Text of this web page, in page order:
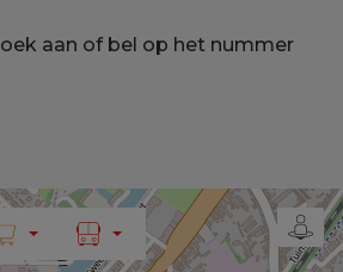
aan of bel op het nummer